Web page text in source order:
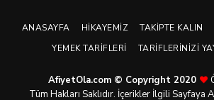
ANASAYFA HIKAYEMIZ TAKIPTE KALIN
YEMEK TARIFLERI
TARIFLERINIZI
AfiyetOla.com © Copyright 2020
Tüm Hakları Saklıdır. İçerikler İlgili Sayfaya